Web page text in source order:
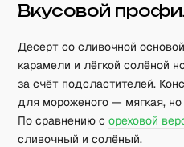
Вкусовой
Десерт со сливочной
карамели и лёгкой солёной
за счёт подсластителей.
для мороженого — мягкая,
По сравнению сореховой
сливочный и солёный.